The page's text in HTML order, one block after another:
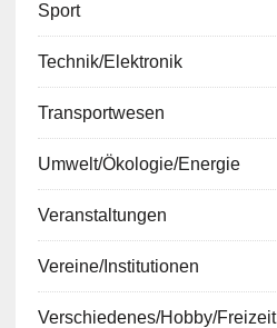
Sport
Technik/Elektronik
Transportwesen
Umwelt/Ökologie/Energie
Veranstaltungen
Vereine/Institutionen
Verschiedenes/Hobby/Freizeit